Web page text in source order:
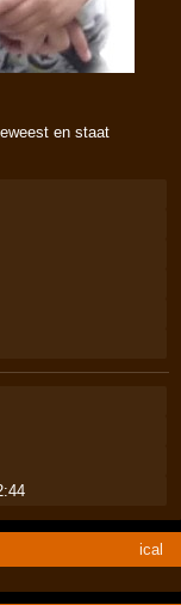
en staat
ical